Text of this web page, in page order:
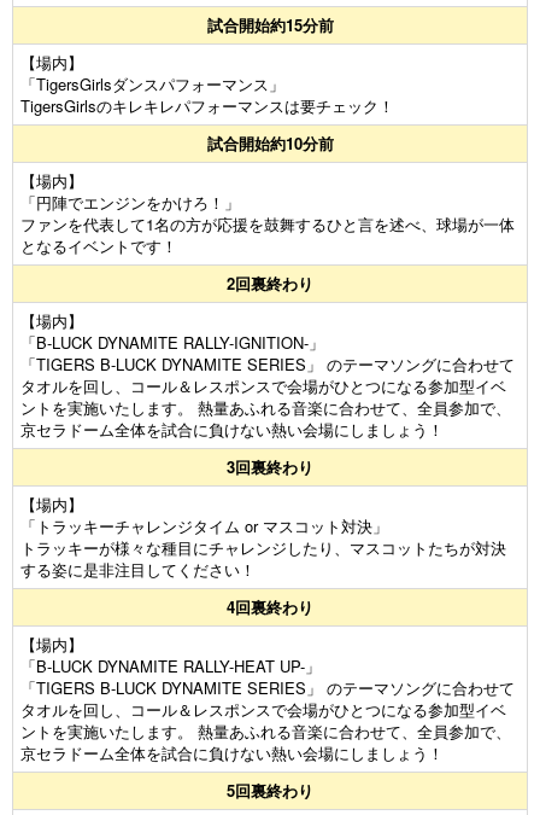
試合開始約15分前
【場内】
「TigersGirlsダンスパフォーマンス」
TigersGirlsのキレキレパフォーマンスは要チェック！
試合開始約10分前
【場内】
「円陣でエンジンをかけろ！」
ファンを代表して1名の方が応援を鼓舞するひと言を述べ、球場が一体
となるイベントです！
2回裏終わり
【場内】
「B-LUCK DYNAMITE RALLY-IGNITION-」
「TIGERS B-LUCK DYNAMITE SERIES」 のテーマソングに合わせて
タオルを回し、コール＆レスポンスで会場がひとつになる参加型イベ
ントを実施いたします。 熱量あふれる音楽に合わせて、全員参加で、
京セラドーム全体を試合に負けない熱い会場にしましょう！
3回裏終わり
【場内】
「トラッキーチャレンジタイム or マスコット対決」
トラッキーが様々な種目にチャレンジしたり、マスコットたちが対決
する姿に是非注目してください！
4回裏終わり
【場内】
「B-LUCK DYNAMITE RALLY-HEAT UP-」
「TIGERS B-LUCK DYNAMITE SERIES」 のテーマソングに合わせて
タオルを回し、コール＆レスポンスで会場がひとつになる参加型イベ
ントを実施いたします。 熱量あふれる音楽に合わせて、全員参加で、
京セラドーム全体を試合に負けない熱い会場にしましょう！
5回裏終わり